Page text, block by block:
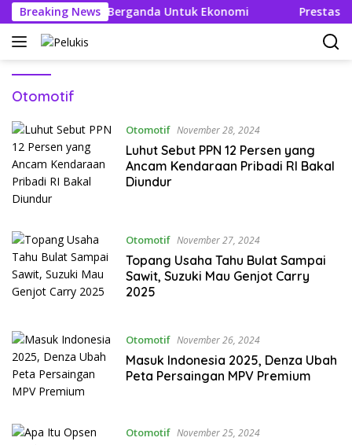
Langsung
ke
konten
Breaking News
Efek Berganda Untuk Ekonomi Prestasi dan
Otomotif
Otomotif November 28, 2024
Luhut Sebut PPN 12 Persen yang
Ancam Kendaraan Pribadi RI Bakal
Diundur
Otomotif November 27, 2024
Topang Usaha Tahu Bulat Sampai
Sawit, Suzuki Mau Genjot Carry
2025
Otomotif November 26, 2024
Masuk Indonesia 2025, Denza Ubah
Peta Persaingan MPV Premium
Otomotif November 25, 2024